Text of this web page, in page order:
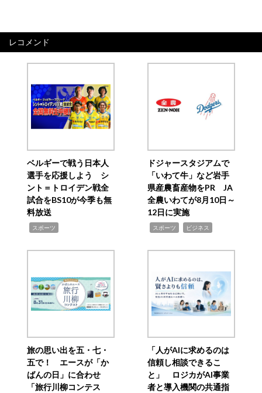
レコメンド
ベルギーで戦う日本人
選手を応援しよう シ
ント＝トロイデン戦全
試合をBS10が今季も無
料放送
スポーツ
ドジャースタジアムで
「いわて牛」など岩手
県産農畜産物をPR JA
全農いわてが8月10日～
12日に実施
スポーツ ビジネス
旅の思い出を五・七・
五で！ エースが「か
ばんの日」に合わせ
「旅行川柳コンテス
「人がAIに求めるのは
信頼し相談できるこ
と」 ロジカがAI事業
者と導入機関の共通指